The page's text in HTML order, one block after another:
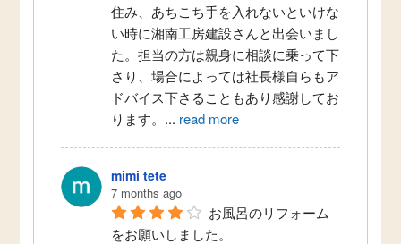
住み、あちこち手を入れないといけな
い時に湘南工房建設さんと出会いまし
た。担当の方は親身に相談に乗って下
さり、場合によっては社長様自らもア
ドバイス下さることもあり感謝してお
ります。 ... read more
mimi tete
7 months ago
お風呂のリフォーム
をお願いしました。